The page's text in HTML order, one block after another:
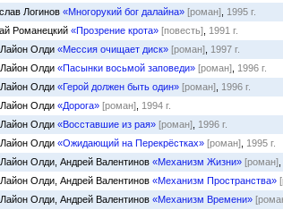
Логинов «Многорукий бог далайна» [роман] 1995 г.
Романецкий «Прозрение крота» [повесть] 1991 г.
Олди «Мессия очищает диск» [роман] 1997 г.
Олди «Пасынки восьмой заповеди» [роман] 1996 г.
Олди «Герой должен быть один» [роман] 1996 г.
Олди «Дорога» [роман] 1994 г.
Олди «Восставшие из рая» [роман] 1996 г.
Олди «Ожидающий на Перекрёстках» [роман] 1995 г.
Олди, Андрей Валентинов «Механизм Жизни» [роман]
Олди, Андрей Валентинов «Механизм Пространства»
Олди, Андрей Валентинов «Механизм Времени»